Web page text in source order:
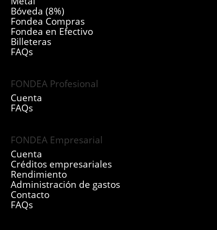
Bóveda (8%)
Fondea Compras
Fondea en Efectivo
Billeteras
FAQs
FONDEA Profesional
Cuenta
FAQs
FONDEA Empresarial
Cuenta
Créditos empresariales
Rendimiento
Administración de gastos
Contacto
FAQs